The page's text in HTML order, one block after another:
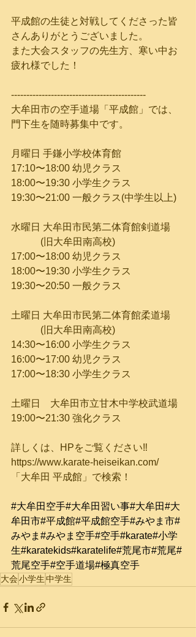
平成館の生徒と対戦してくださった皆
さんありがとうございました。
また大会スタッフの先生方、寒い中お
疲れ様でした！
--------------------------------------------
大牟田市の空手道場「平成館」では、
門下生を随時募集中です。
月曜日 手鎌小学校体育館
17:10〜18:00 幼児クラス
18:00〜19:30 小学生クラス
19:30〜21:00 一般クラス(中学生以上)
水曜日 大牟田市民第二体育館剣道場
(旧大牟田南高校)
17:00〜18:00 幼児クラス
18:00〜19:30 小学生クラス
19:30〜20:50 一般クラス
土曜日 大牟田市民第二体育館柔道場
(旧大牟田南高校)
14:30〜16:00 小学生クラス
16:00〜17:00 幼児クラス
17:00〜18:30 小学生クラス
土曜日　大牟田市立甘木中学校武道場
19:00〜21:30 強化クラス
詳しくは、HPをご覧ください‼︎
https://www.karate-heiseikan.com/
「大牟田 平成館」で検索！
#大牟田空手#大牟田習い事#大牟田#大
牟田市#平成館#平成館空手#みやま市#
みやま #みやま空手#空手#karate#小学
生#karatekids#karatelife#荒尾市#荒尾#
荒尾空手#空手道場#極真空手
大会小学生中学生